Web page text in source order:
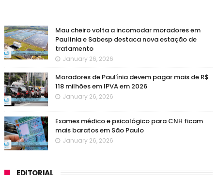
Mau cheiro volta a incomodar moradores em
Paulínia e Sabesp destaca nova estação de
tratamento
January 26, 2026
Moradores de Paulínia devem pagar mais de R$
118 milhões em IPVA em 2026
January 26, 2026
Exames médico e psicológico para CNH ficam
mais baratos em São Paulo
January 26, 2026
EDITORIAL